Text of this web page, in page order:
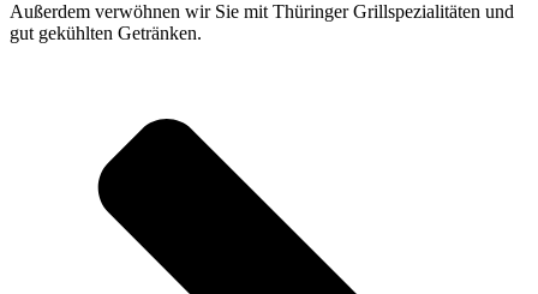
Außerdem verwöhnen wir Sie mit Thüringer Grillspezialitäten und
gut gekühlten Getränken.